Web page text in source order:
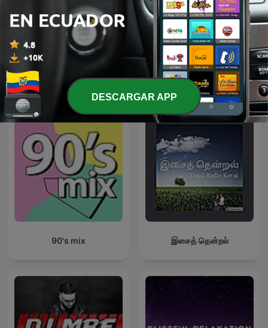
JULIO JARAMILLO EN
NOCHE DE ROMANCE
Musica Relajante A Cada
Instante
Más podcasts internacionales de Música
90's mix இசைத் தென்றல்
DESCARGAR APP